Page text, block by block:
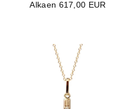
Hinta
Alkaen 617,00 EUR